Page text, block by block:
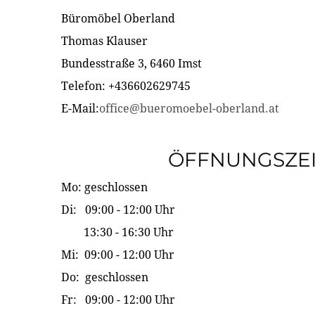
Büromöbel Oberland
Thomas Klauser
Bundesstraße 3, 6460 Imst
Telefon: +436602629745
E-Mail:office@bueromoebel-oberland.at
Mo: geschlossen
Di: 09:00 - 12:00 Uhr
13:30 - 16:30 Uhr
Mi: 09:00 - 12:00 Uhr
Do: geschlossen
Fr: 09:00 - 12:00 Uhr